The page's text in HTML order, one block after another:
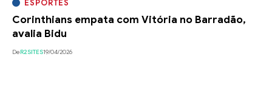
ESPORTES
Corinthians empata com Vitória no Barradão,
avalia Bidu
DeR2SITES19/04/2026